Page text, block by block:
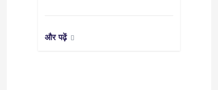
और पढ़ें